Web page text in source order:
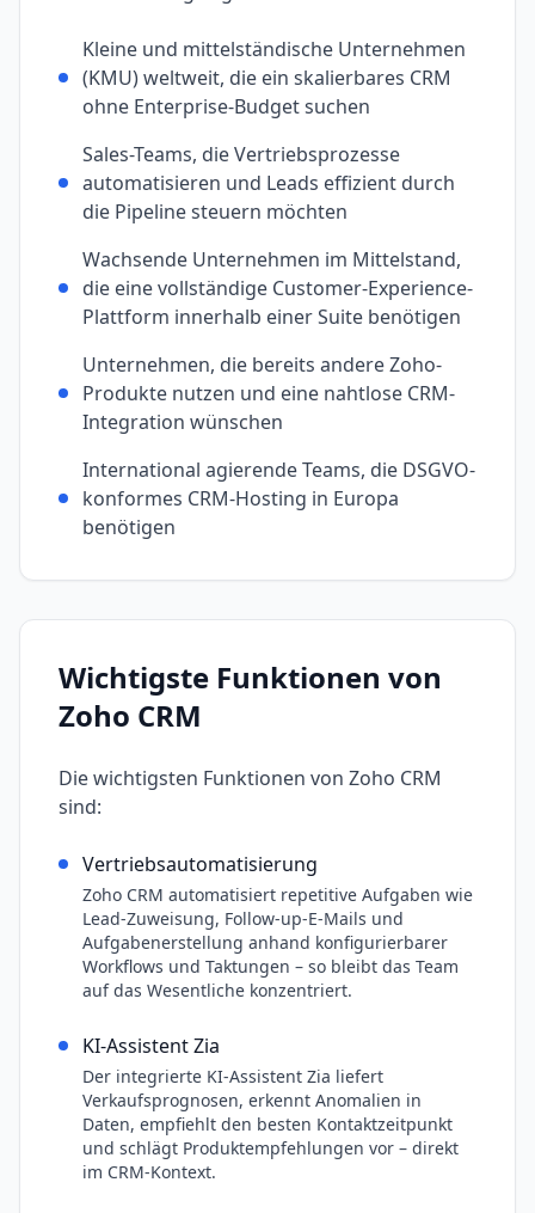
Kleine und mittelständische Unternehmen
(KMU) weltweit, die ein skalierbares CRM
ohne Enterprise-Budget suchen
Sales-Teams, die Vertriebsprozesse
automatisieren und Leads effizient durch
die Pipeline steuern möchten
Wachsende Unternehmen im Mittelstand,
die eine vollständige Customer-Experience-
Plattform innerhalb einer Suite benötigen
Unternehmen, die bereits andere Zoho-
Produkte nutzen und eine nahtlose CRM-
Integration wünschen
International agierende Teams, die DSGVO-
konformes CRM-Hosting in Europa
benötigen
Wichtigste Funktionen von
Zoho CRM
Die wichtigsten Funktionen von Zoho CRM
sind:
Vertriebsautomatisierung
Zoho CRM automatisiert repetitive Aufgaben wie
Lead-Zuweisung, Follow-up-E-Mails und
Aufgabenerstellung anhand konfigurierbarer
Workflows und Taktungen – so bleibt das Team
auf das Wesentliche konzentriert.
KI-Assistent Zia
Der integrierte KI-Assistent Zia liefert
Verkaufsprognosen, erkennt Anomalien in
Daten, empfiehlt den besten Kontaktzeitpunkt
und schlägt Produktempfehlungen vor – direkt
im CRM-Kontext.